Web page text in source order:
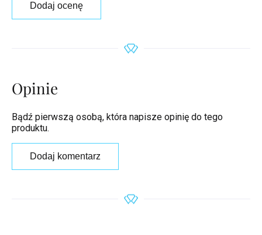
Dodaj ocenę
Opinie
Bądź pierwszą osobą, która napisze opinię do tego
produktu.
Dodaj komentarz